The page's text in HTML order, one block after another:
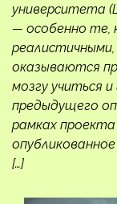
университета
— особенно те,
оказываются
мозгу учиться
предыдущего
рамках проекта
[…]